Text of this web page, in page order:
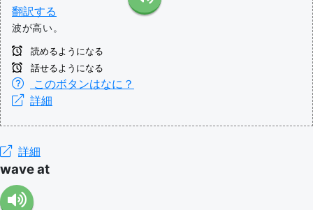
翻訳する
波が高い。
読めるようになる
話せるようになる
このボタンはなに？
詳細
詳細
wave at